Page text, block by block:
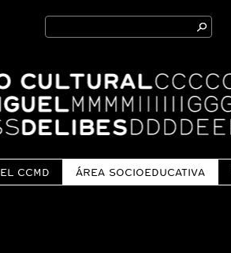
Search
for:
EL CCMD ÁREA SOCIOEDUCATIVA